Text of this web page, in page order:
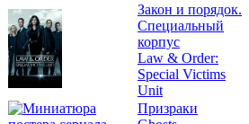
Закон и порядок.
Специальный
корпус
Law & Order:
Special Victims
Unit
Призраки